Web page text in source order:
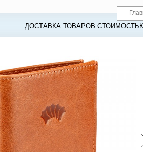
ДОСТАВКА ТОВАРОВ